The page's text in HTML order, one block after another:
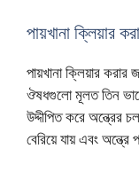
পায়খানা ক্লিয়ার
পায়খানা ক্লিয়ার
ঔষধগুলো মূলত তিন
উদ্দীপিত করে অন্ত্রের
বেরিয়ে যায় এবং